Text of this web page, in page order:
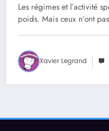
Les régimes et l’activité
poids. Mais ceux n’ont
Xavier Legrand